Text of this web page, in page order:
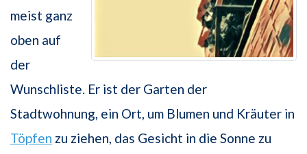
meist ganz
oben auf
der
Wunschliste. Er ist der Garten der
Stadtwohnung, ein Ort, um Blumen und Kräuter in
Töpfen zu ziehen, das Gesicht in die Sonne zu